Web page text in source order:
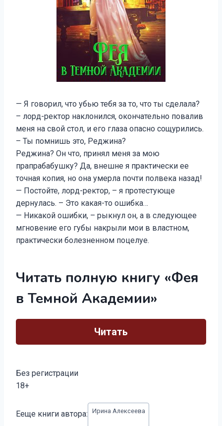
— Я говорил, что убью тебя за то, что ты сделала?
– лорд-ректор наклонился, окончательно повалив
меня на свой стол, и его глаза опасно сощурились.
– Ты помнишь это, Реджина?
Реджина? Он что, принял меня за мою
прапрабабушку? Да, внешне я практически ее
точная копия, но она умерла почти полвека назад!
— Постойте, лорд-ректор, – я протестующе
дернулась. – Это какая-то ошибка…
— Никакой ошибки, – рыкнул он, а в следующее
мгновение его губы накрыли мои в властном,
практически болезненном поцелуе.
Читать полную книгу «Фея
в Темной Академии»
Читать
Без регистрации
18+
записи:
Ееще книги автора: Ирина Алексеева